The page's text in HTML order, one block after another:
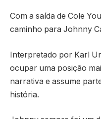
Com a saída de Cole
caminho para Johnny
Interpretado por Karl
ocupar uma posição
narrativa e assume
história.